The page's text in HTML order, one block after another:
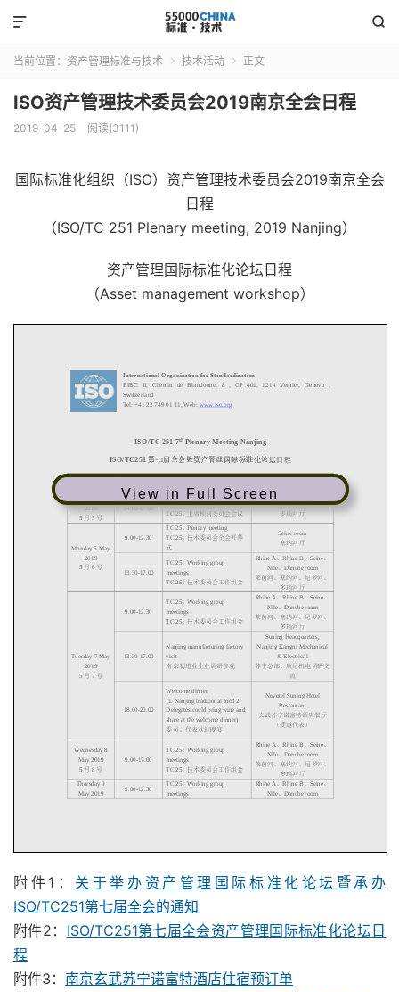


当前位置： 资产管理标准与技术  技术活动  正文
ISO资产管理技术委员会2019南京全会日程
2019-04-25 阅读(3111)
国际标准化组织（ISO）资产管理技术委员会2019南京全会
日程
（ISO/TC 251 Plenary meeting, 2019 Nanjing）
资产管理国际标准化论坛日程
（Asset management workshop）
View in Full Screen
International Organization for Standardization
BIBC II,
Chemin de Blandonnet 8 , CP 401, 1214 Vernier, Geneva ,
Switzerland
Tel: +41 22 749 01 11, Web: www.iso.org
ISO/TC 251 7th Plenary Meeting Nanjing
ISO/TC251 第七届全会暨资产管理国际标准化论坛日程
Date Time
时间
Content
内容
Meeting room
5 月 5 号
TC 251 CAG meeting
TC 251 主席顾问委员会会议
Danube room
多瑙河厅
Monday 6 May
2019
5 月 6 号
9.00- 12.30
TC 251 Plenary meeting
TC 251
技术委员会全会 开幕
式
Seine room
塞纳河厅
13.30-17.00
TC 251 Working group
meetings
TC 251
技术委员会工作组会
Rhine A 、Rhine B、 Seine、
Nile、 Danube room
莱茵河、塞纳河、尼罗河、
多瑙河厅
Tuesday 7 May
2019
5 月 7 号
9.00-12.30
TC 251 Working group
meetings
TC 251
技术委员会工作组会
Rhine A 、Rhine B、 Seine、
Nile、 Danube room
莱茵河、塞纳河、尼罗河、
多瑙河厅
13.30-17.00
Nanjing manufacturing factory
visit
南京制造业企业调研参观
Suning Headquarters,
Nanjing Kangni Mechanical
& Electrical
苏宁总部、康尼机电调研交
流
18.00-20.00
Welcome dinner
(1. Nanjing traditional food 2.
Delegates could bring wine and
share at the welcome dinner)
委员、代表欢迎晚宴
Novotel Suning Hotel
Restaurant
玄武苏宁诺富特酒店餐厅
（ 受邀代表 ）
Wednesday 8
May 2019
5 月 8 号
9.00- 17.00
TC 251 Working group
meetings
TC 251
技术委员会工作组会
Rhine A 、Rhine B、 Seine、
Nile、 Danube room
莱茵河、塞纳河、尼罗河、
多瑙河厅
Thursday 9
May 2019
9.00-12.30
TC 251 Working group
meetings
Rhine A 、Rhine B、 Seine、
Nile、 Danube room
5月 9号 TC 251 技术委员会工作组会
Asset management workshop
(1) 6-8 keynote speaker
TC 251 Working group
Rhine A 、Rhine B
附件1： 关于举办资产管理国际标准化论坛暨承办
ISO/TC251第七届全会的通知
附件2： ISO/TC251第七届全会资产管理国际标准化论坛日
程
附件3： 南京玄武苏宁诺富特酒店住宿预订单